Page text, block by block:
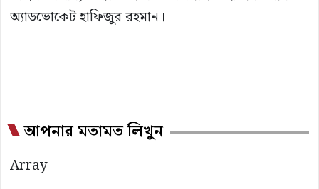
অ্যাডভোকেট হাফিজুর রহমান।
আপনার মতামত লিখুন
Array